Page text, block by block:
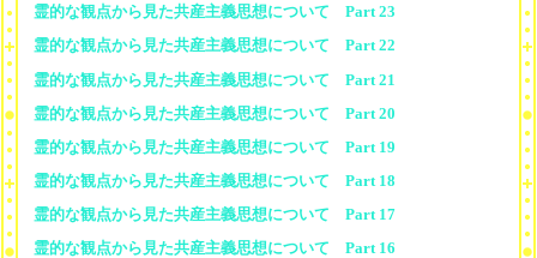
霊的な観点から見た共産主義思想について Part 23
霊的な観点から見た共産主義思想について Part 22
霊的な観点から見た共産主義思想について Part 21
霊的な観点から見た共産主義思想について Part 20
霊的な観点から見た共産主義思想について Part 19
霊的な観点から見た共産主義思想について Part 18
霊的な観点から見た共産主義思想について Part 17
霊的な観点から見た共産主義思想について Part 16